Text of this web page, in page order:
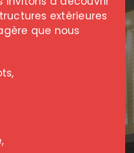
extérieures
que nous